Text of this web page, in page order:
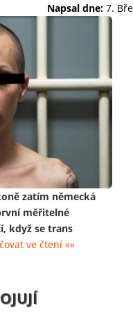
Napsal dne: 7.
zatím německá
měřitelné
když se trans
ve čtení »»